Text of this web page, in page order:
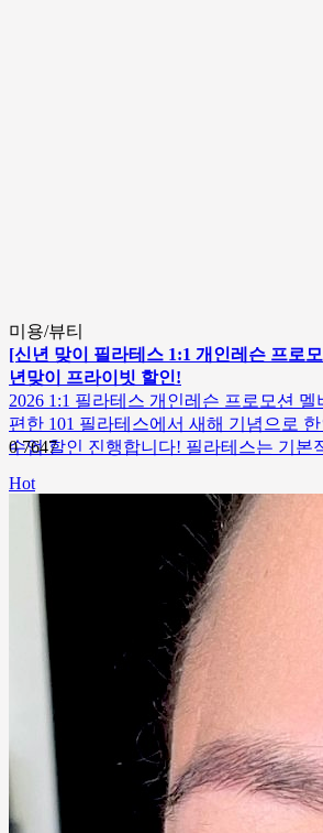
미용/뷰티
[신년 맞이 필라테스 1:1 개인레슨 프로
년맞이 프라이빗 할인!
2026 1:1 필라테스 개인레슨 프로모션 멜
편한 101 필라테스에서 새해 기념으로
수업 할인 진행합니다! 필라테스는 기
07647
Hot